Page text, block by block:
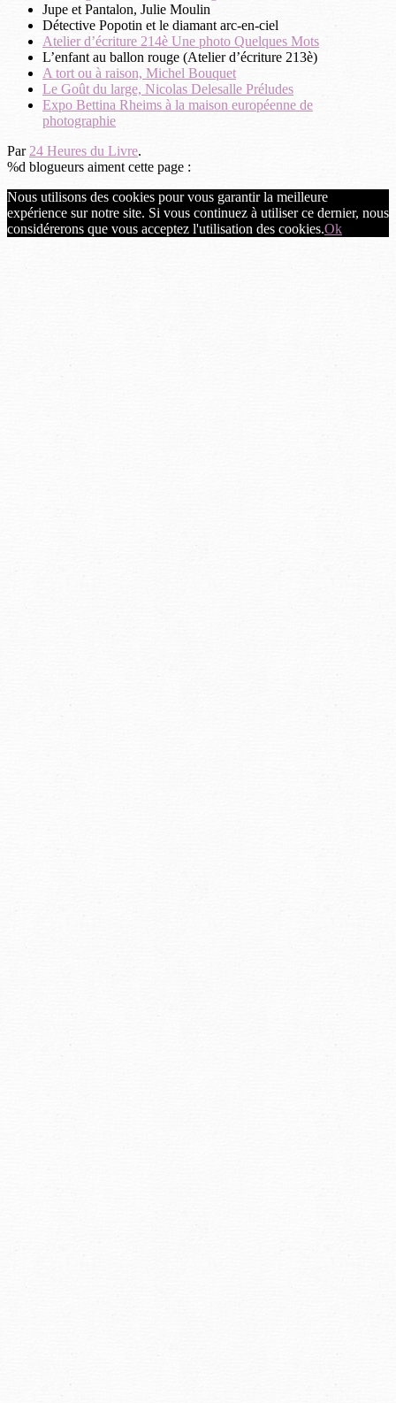
Jupe et Pantalon, Julie Moulin
Détective Popotin et le diamant arc-en-ciel
Atelier d’écriture 214è Une photo Quelques Mots
L’enfant au ballon rouge (Atelier d’écriture 213è)
A tort ou à raison, Michel Bouquet
Le Goût du large, Nicolas Delesalle Préludes
Expo Bettina Rheims à la maison européenne de
photographie
Par24 Heures du Livre.
%d blogueurs aiment cette page :
Nous utilisons des cookies pour vous garantir la meilleure
expérience sur notre site. Si vous continuez à utiliser ce dernier, nous
considérerons que vous acceptez l'utilisation des cookies.Ok